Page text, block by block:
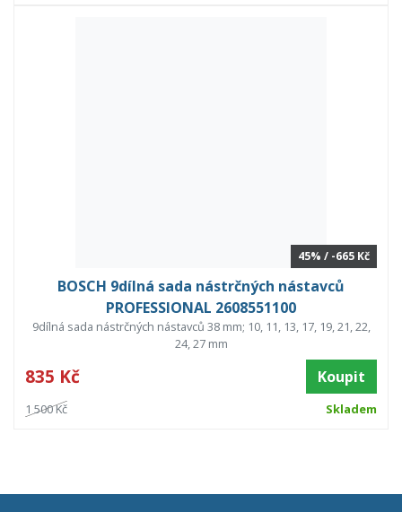
45% / -665 Kč
BOSCH 9dílná sada nástrčných nástavců
PROFESSIONAL 2608551100
9dílná sada nástrčných nástavců 38 mm; 10, 11, 13, 17, 19, 21, 22,
24, 27 mm
835 Kč Koupit
1 500 Kč Skladem